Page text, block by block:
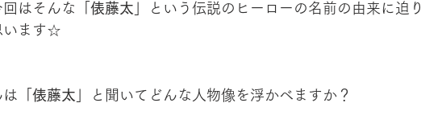
はそんな「 俵藤太 」という伝説のヒーローの名前の由来に迫り
います☆
「 俵藤太 」と聞いてどんな人物像を浮かべますか？